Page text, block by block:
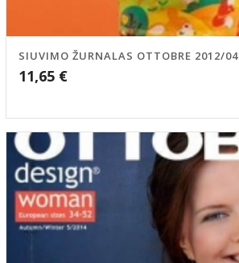
SIUVIMO ŽURNALAS OTTOBRE 2012/04
11,65 €